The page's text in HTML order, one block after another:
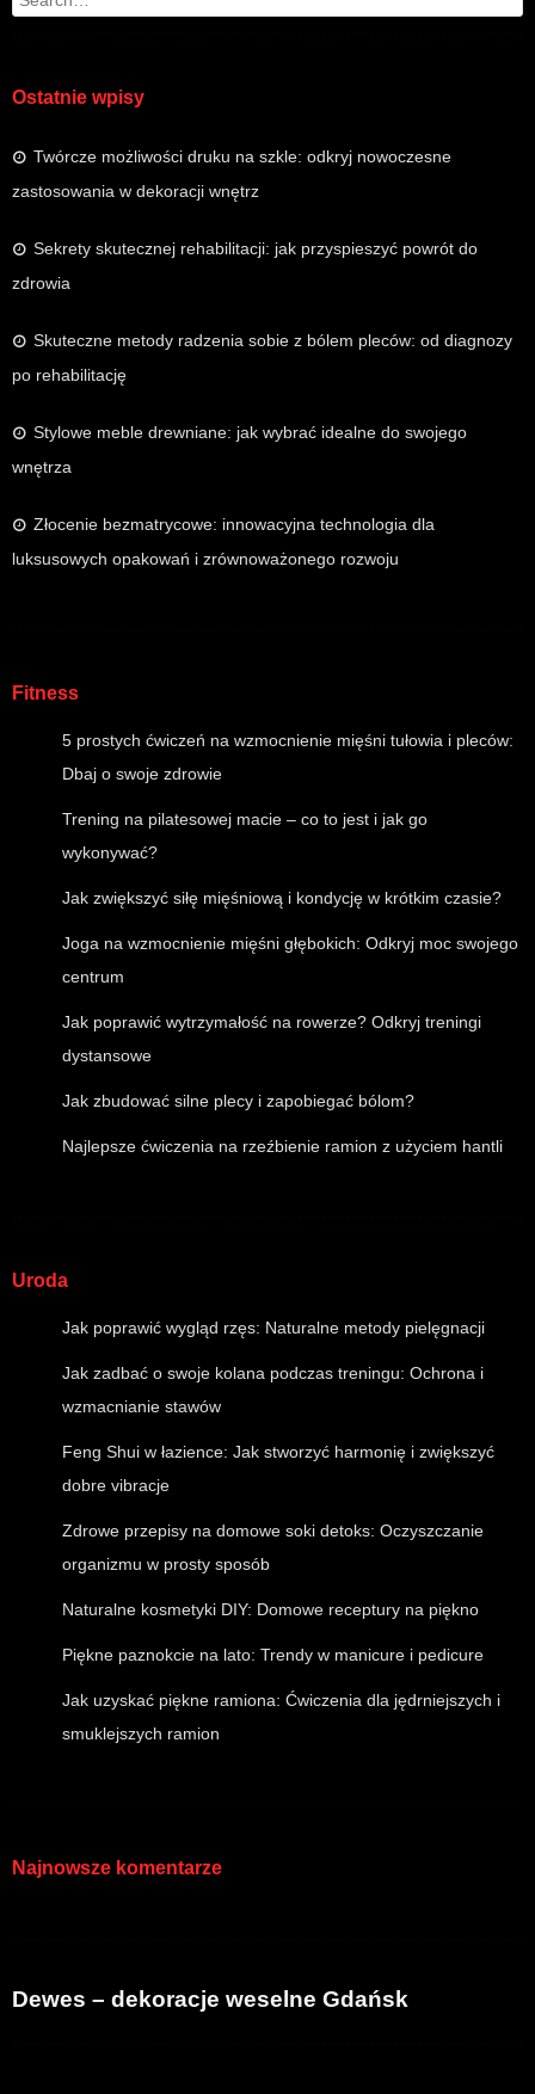
Ostatnie wpisy
Twórcze możliwości druku na szkle: odkryj nowoczesne
zastosowania w dekoracji wnętrz
Sekrety skutecznej rehabilitacji: jak przyspieszyć powrót do
zdrowia
Skuteczne metody radzenia sobie z bólem pleców: od diagnozy
po rehabilitację
Stylowe meble drewniane: jak wybrać idealne do swojego
wnętrza
Złocenie bezmatrycowe: innowacyjna technologia dla
luksusowych opakowań i zrównoważonego rozwoju
Fitness
5 prostych ćwiczeń na wzmocnienie mięśni tułowia i pleców:
Dbaj o swoje zdrowie
Trening na pilatesowej macie – co to jest i jak go
wykonywać?
Jak zwiększyć siłę mięśniową i kondycję w krótkim czasie?
Joga na wzmocnienie mięśni głębokich: Odkryj moc swojego
centrum
Jak poprawić wytrzymałość na rowerze? Odkryj treningi
dystansowe
Jak zbudować silne plecy i zapobiegać bólom?
Najlepsze ćwiczenia na rzeźbienie ramion z użyciem hantli
Uroda
Jak poprawić wygląd rzęs: Naturalne metody pielęgnacji
Jak zadbać o swoje kolana podczas treningu: Ochrona i
wzmacnianie stawów
Feng Shui w łazience: Jak stworzyć harmonię i zwiększyć
dobre vibracje
Zdrowe przepisy na domowe soki detoks: Oczyszczanie
organizmu w prosty sposób
Naturalne kosmetyki DIY: Domowe receptury na piękno
Piękne paznokcie na lato: Trendy w manicure i pedicure
Jak uzyskać piękne ramiona: Ćwiczenia dla jędrniejszych i
smuklejszych ramion
Najnowsze komentarze
Dewes – dekoracje weselne Gdańsk